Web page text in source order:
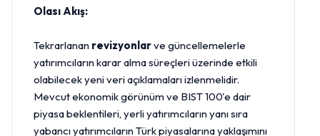
Olası Akış:
Tekrarlanan revizyonlarve güncellemelerle
yatırımcıların karar alma süreçleri üzerinde etkili
olabilecek yeni veri açıklamaları izlenmelidir.
Mevcut ekonomik görünüm ve BIST 100'e dair
piyasa beklentileri, yerli yatırımcıların yanı sıra
yabancı yatırımcıların Türk piyasalarına yaklaşımını